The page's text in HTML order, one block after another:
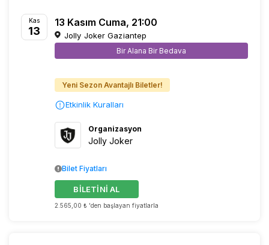
Kas
13
13 Kasım Cuma, 21:00
Jolly Joker Gaziantep
Bir Alana Bir Bedava
Yeni Sezon Avantajlı Biletler!
Etkinlik Kuralları
Organizasyon
Jolly Joker
2.565,00 ₺ 'den başlayan fiyatlarla
BİLETİNİ AL
Bilet Fiyatları